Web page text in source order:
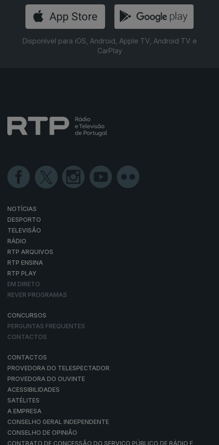
Disponível para iOS, Android, Apple TV, Android TV e
CarPlay
NOTÍCIAS
DESPORTO
TELEVISÃO
RÁDIO
RTP ARQUIVOS
RTP ENSINA
RTP PLAY
EM DIRETO
REVER PROGRAMAS
CONCURSOS
PERGUNTAS FREQUENTES
CONTACTOS
CONTACTOS
PROVEDORA DO TELESPECTADOR
PROVEDORA DO OUVINTE
ACESSIBILIDADES
SATÉLITES
A EMPRESA
CONSELHO GERAL INDEPENDENTE
CONSELHO DE OPINIÃO
CONTRATO DE CONCESSÃO DO SERVIÇO PÚBLICO DE RÁDIO E